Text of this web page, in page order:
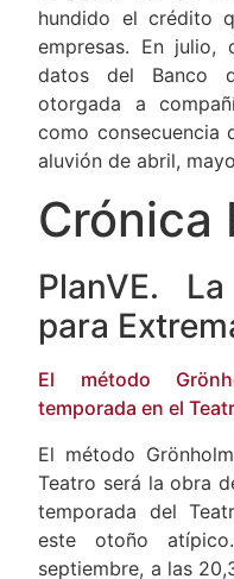
El parón en las
hundido el crédito
empresas. En julio,
datos del Banco
otorgada a
como consecuencia
Crónica
PlanVE.
para
El método
El método
Teatro será la obra
temporada del
este otoño